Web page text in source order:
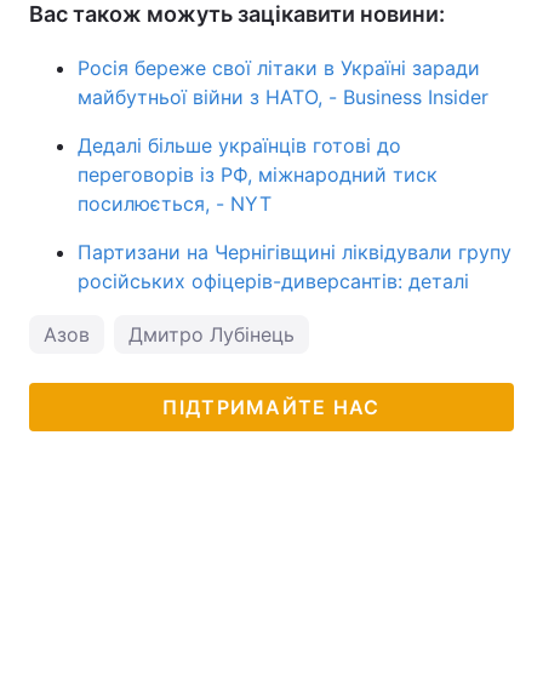
Вас також можуть зацікавити новини:
Росія береже свої літаки в Україні заради
майбутньої війни з НАТО, - Business Insider
Дедалі більше українців готові до
переговорів із РФ, міжнародний тиск
посилюється, - NYT
Партизани на Чернігівщині ліквідували групу
російських офіцерів-диверсантів: деталі
Азов Дмитро Лубінець
ПІДТРИМАЙТЕ НАС